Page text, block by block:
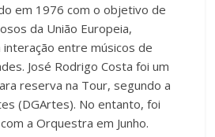
em 1976 com o objetivo de
da União Europeia,
entre músicos de
José Rodrigo Costa foi um
reserva na Tour, segundo a
(DGArtes). No entanto, foi
a Orquestra em Junho.